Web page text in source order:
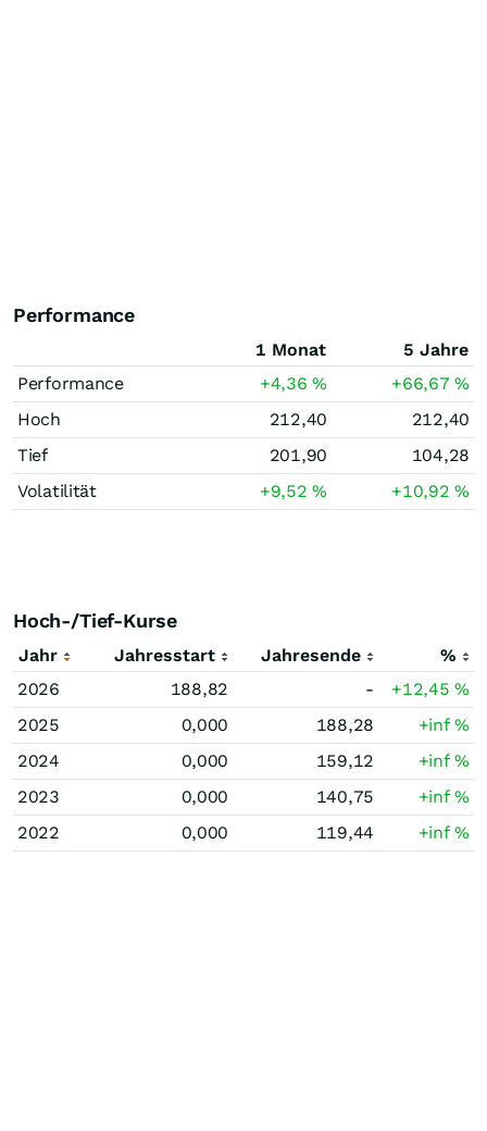
Performance
1 Monat
5 Jahre
Performance
+4,36% +66,67%
Hoch
212,40
212,40
Tief
201,90
104,28
Volatilität
+9,52% +10,92%
Hoch-/Tief-Kurse
Jahr Jahresstart Jahresende
%
2026
188,82 - +12,45%
2025
0,000 188,28 +inf%
2024
0,000 159,12 +inf%
2023
0,000 140,75 +inf%
2022
0,000 119,44 +inf%